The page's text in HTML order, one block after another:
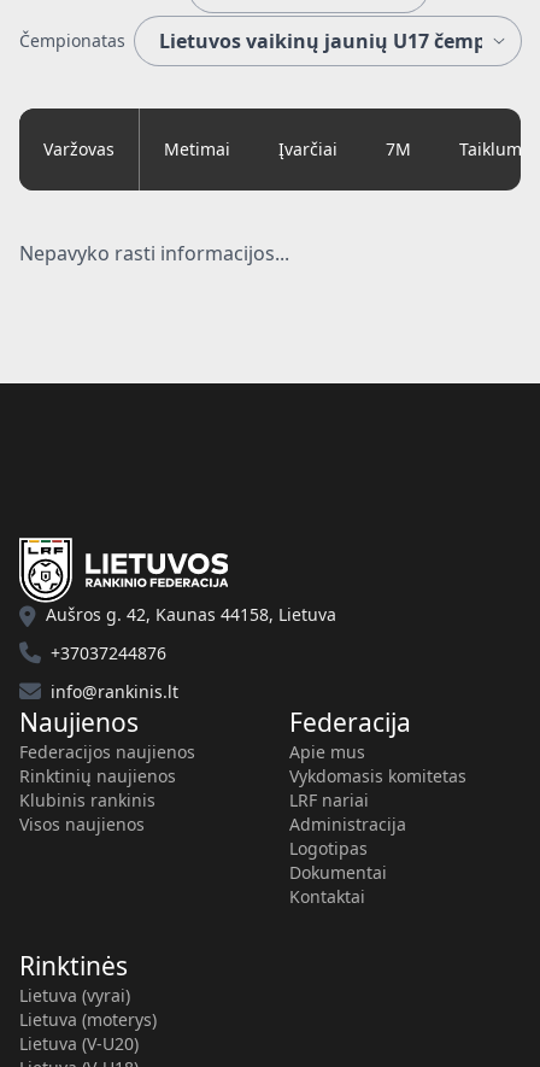
Čempionatas
Varžovas Metimai Įvarčiai 7M Taiklumas
Nepavyko rasti informacijos...
Aušros g. 42, Kaunas 44158, Lietuva
+37037244876
info@rankinis.lt
Naujienos
Federacijos naujienos
Rinktinių naujienos
Klubinis rankinis
Visos naujienos
Federacija
Apie mus
Vykdomasis komitetas
LRF nariai
Administracija
Logotipas
Dokumentai
Kontaktai
Rinktinės
Lietuva (vyrai)
Lietuva (moterys)
Lietuva (V-U20)